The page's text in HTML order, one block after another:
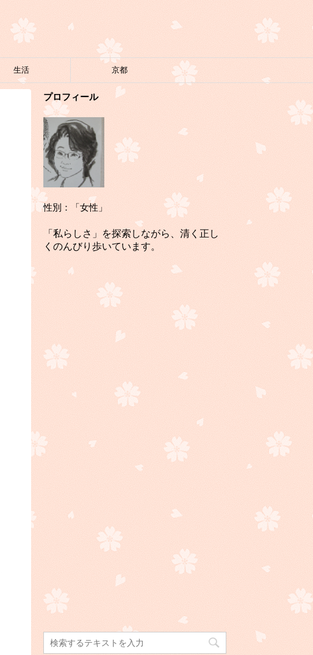
生活 京都
プロフィール
性別：「女性」
「私らしさ」を探索しながら、清く正し
くのんびり歩いています。